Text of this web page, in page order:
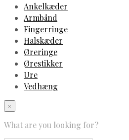
Ankelkæder
Armbånd
Fingerringe
Halskæder
Øreringe
Ørestikker
Ure
Vedhæng
×
What are you looking for?